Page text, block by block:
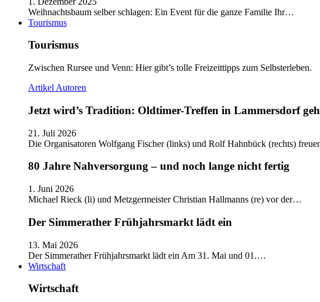
Weihnachtsbaum selber schlagen: Ein Event für die ganze Familie Ihr…
Tourismus
Tourismus
Zwischen Rursee und Venn: Hier gibt’s tolle Freizeittipps zum Selbsterleben.
Artikel Autoren
Jetzt wird’s Tradition: Oldtimer-Treffen in Lammersdorf
21. Juli 2026
Die Organisatoren Wolfgang Fischer (links) und Rolf Hahnbück (rechts)
80 Jahre Nahversorgung – und noch lange nicht fertig
1. Juni 2026
Michael Rieck (li) und Metzgermeister Christian Hallmanns (re) vor der…
Der Simmerather Frühjahrsmarkt lädt ein
13. Mai 2026
Der Simmerather Frühjahrsmarkt lädt ein Am 31. Mai und 01.…
Wirtschaft
Wirtschaft